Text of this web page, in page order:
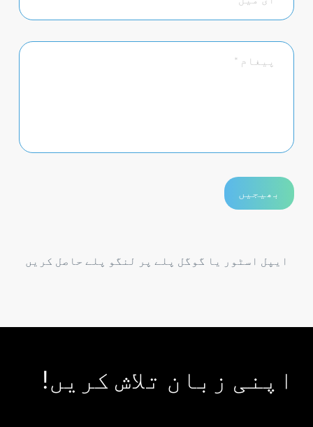
ایپل اسٹور یا گوگل پلے پر لنگو پلے حاصل کریں
اپنی زبان تلاش کریں!